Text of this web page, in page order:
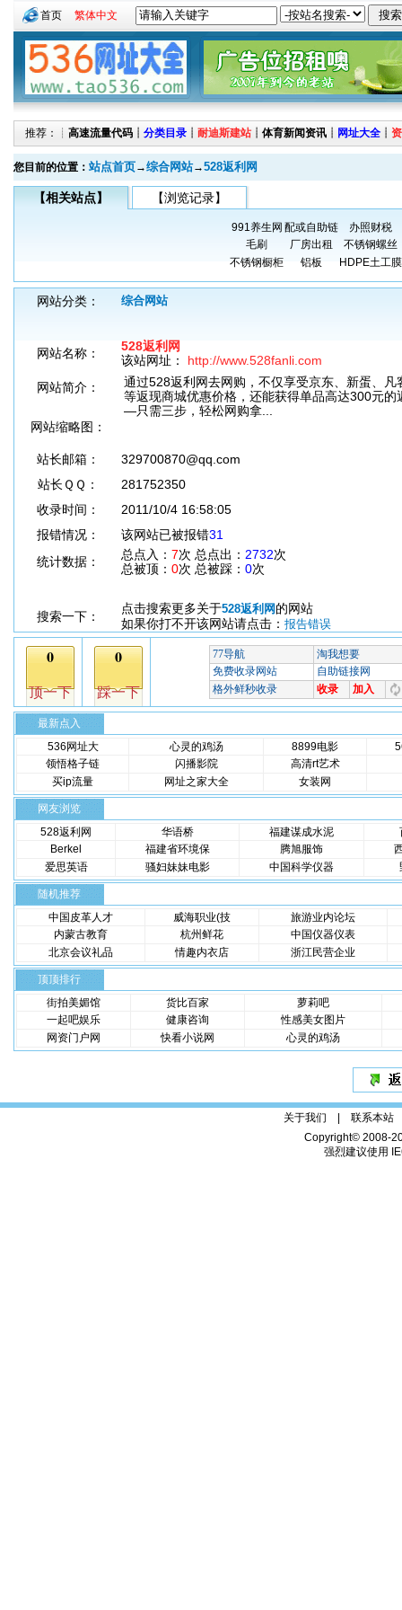
首页 繁体中文
推荐：┊ 高速流量代码 ┊ 分类目录 ┊ 耐迪斯建站 ┊ 体育新闻资讯 ┊ 网址大全 ┊
您目前的位置： 站点首页→综合网站→528返利网
【相关站点】 【浏览记录】
991养生网 配或自助链
办照财税
毛刷
厂房出租
不锈钢螺丝
不锈钢橱柜
铝板 HDPE土工膜
网站分类： 综合网站
网站名称：
528返利网
该站网址： http://www.528fanli.com
网站简介：
通过528返利网去网购，不仅享受京东、新蛋、凡
等返现商城优惠价格，还能获得单品高达300元的
—只需三步，轻松网购拿...
网站缩略图：
站长邮箱：
329700870@qq.com
站长ＱＱ：
281752350
收录时间：
2011/10/4 16:58:05
报错情况：
该网站已被报错31
统计数据：
总点入： 7次 总点出： 2732次
总被顶： 0次 总被踩： 0次
搜索一下：
点击搜索更多关于528返利网 的网站
如果你打不开该网站请点击： 报告错误
最新点入
536网址大
心灵的鸡汤 8899电影
领悟格子链
闪播影院
高清rt艺术
买ip流量
网址之家大全 女装网
网友浏览
528返利网
华语桥 福建谋成水泥
Berkel
福建省环境保 腾旭服饰
爱思英语
骚妇妹妹电影 中国科学仪器
随机推荐
中国皮革人才
威海职业(技
旅游业内论坛
内蒙古教育
杭州鲜花
中国仪器仪表
北京会议礼品
情趣内衣店 浙江民营企业
顶顶排行
街拍美媚馆
货比百家
萝莉吧
一起吧娱乐
健康咨询
性感美女图片
网资门户网
快看小说网 心灵的鸡汤
关于我们 | 联系本站
Copyright© 2008-
强烈建议使用